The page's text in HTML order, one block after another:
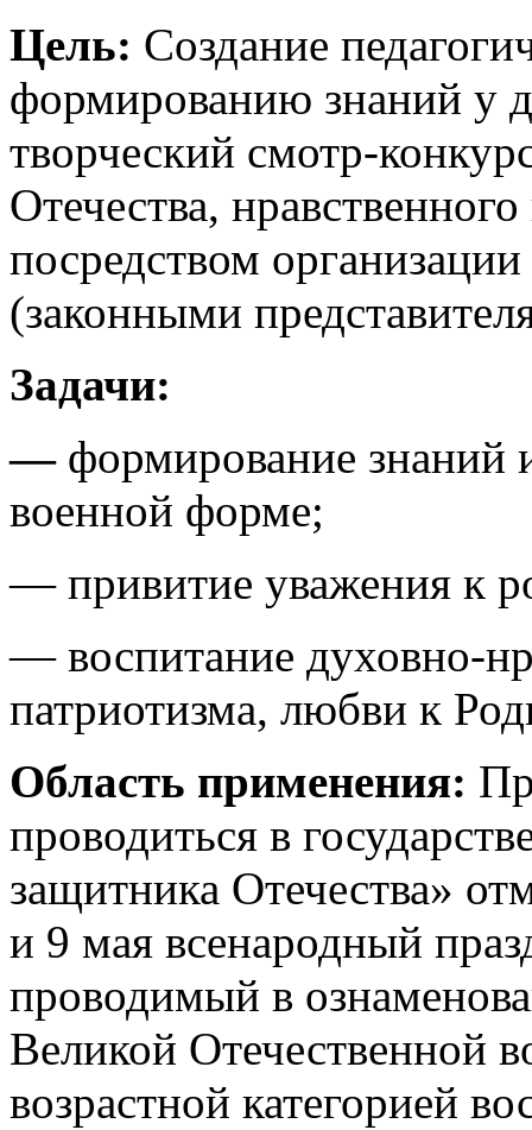
Цель: Создание
формированию знаний у
творческий смотр-
Отечества,
посредством
(законными
Задачи:
— формирование знаний
военной форме;
— привитие уважения к
— воспитание духовно-
патриотизма, любви к
Область применения:
проводиться в
защитника Отечества»
и 9 мая всенародный
проводимый в
Великой Отечественной
возрастной категорией